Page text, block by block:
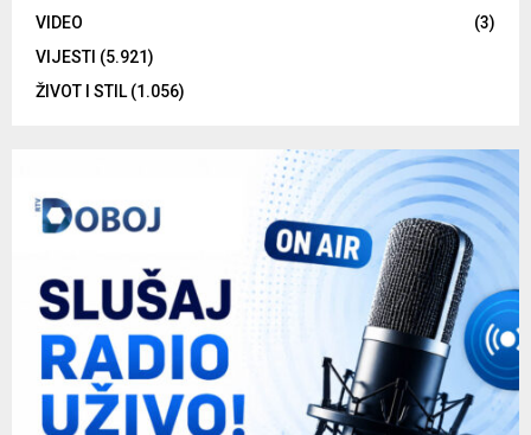
VIDEO
(3)
VIJESTI (5.921)
ŽIVOT I STIL (1.056)